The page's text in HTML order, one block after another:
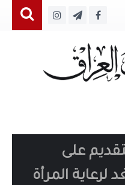
على
المرأة